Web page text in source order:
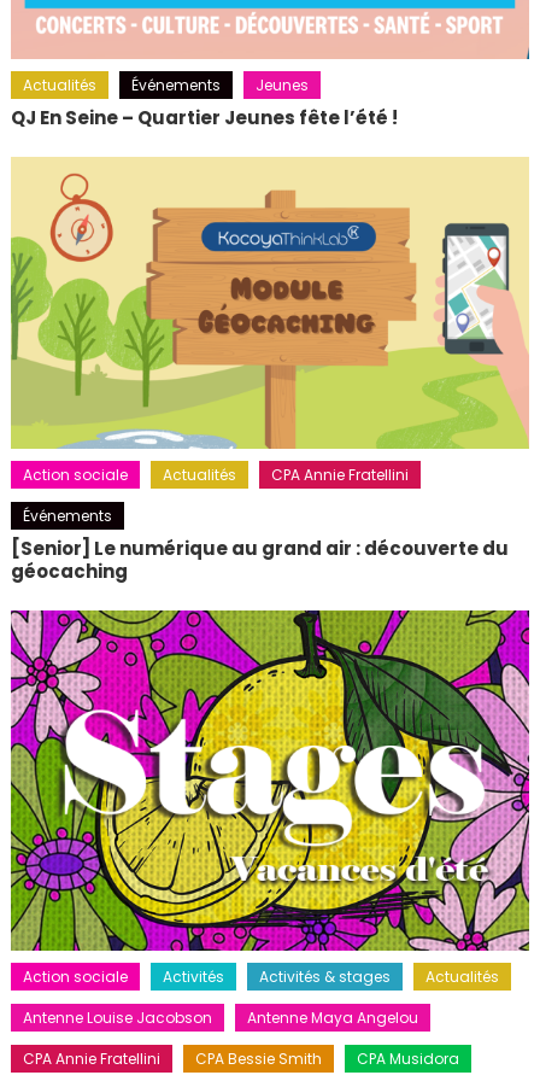
Actualités Événements Jeunes
QJ En Seine – Quartier Jeunes fête l’été !
Action sociale Actualités
CPA Annie Fratellini
Événements
[Senior] Le numérique au grand air : découverte du
géocaching
Action sociale Activités Activités & stages
Actualités
Antenne Louise Jacobson
Antenne Maya Angelou
CPA Annie Fratellini
CPA Bessie Smith
CPA Musidora